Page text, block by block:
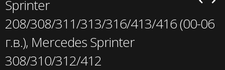
Sprinter
208/308/311/313/316/413/416 (00-06
г.в.), Mercedes Sprinter
308/310/312/412